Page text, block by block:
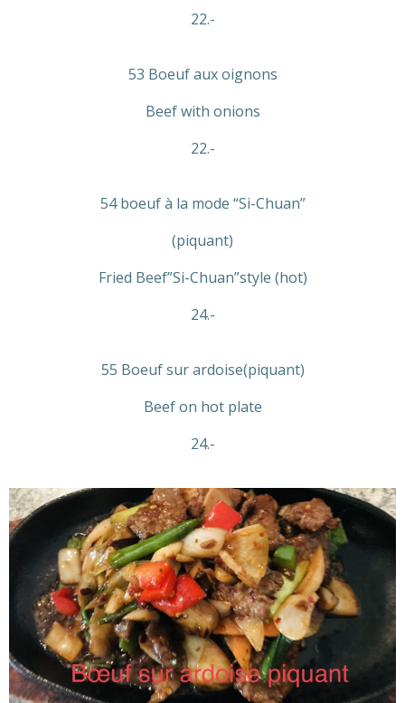
22.-
53 Boeuf aux oignons
Beef with onions
22.-
54 boeuf à la mode “Si-Chuan”
(piquant)
Fried Beef”Si-Chuan”style (hot)
24.-
55 Boeuf sur ardoise(piquant)
Beef on hot plate
24.-